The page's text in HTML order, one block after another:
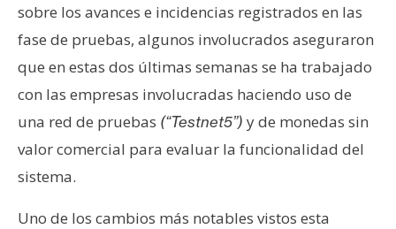
C
o
t
a
c
t
y
P
sobre los avances e incidencias registrados en las
fase de pruebas, algunos involucrados aseguraron
que en estas dos últimas semanas se ha trabajado
con las empresas involucradas haciendo uso de
una red de pruebas (“Testnet5”) y de monedas sin
valor comercial para evaluar la funcionalidad del
sistema.
Uno de los cambios más notables vistos esta